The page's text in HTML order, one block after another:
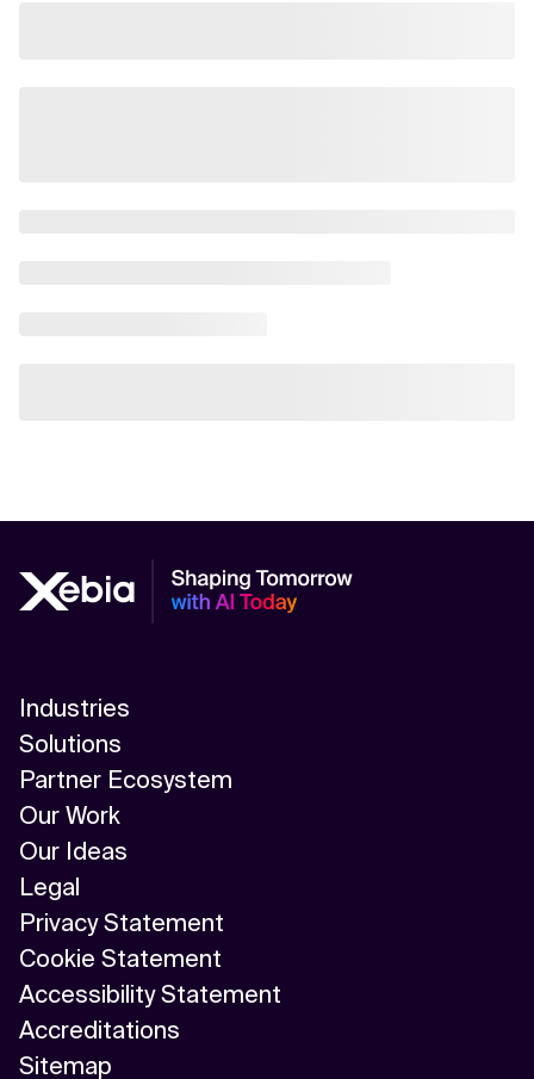
Industries
Solutions
Partner Ecosystem
Our Work
Our Ideas
Legal
Privacy Statement
Cookie Statement
Accessibility Statement
Accreditations
Sitemap